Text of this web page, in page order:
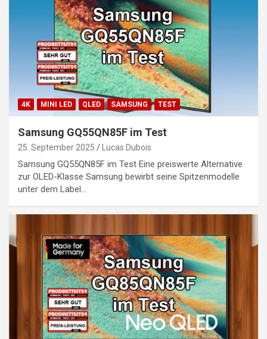
4K MINI LED QLED SAMSUNG TEST
Samsung GQ55QN85F im Test
25. September 2025 Lucas Dubois
Samsung GQ55QN85F im Test Eine preiswerte Alternative
zur OLED-Klasse Samsung bewirbt seine Spitzenmodelle
unter dem Label…